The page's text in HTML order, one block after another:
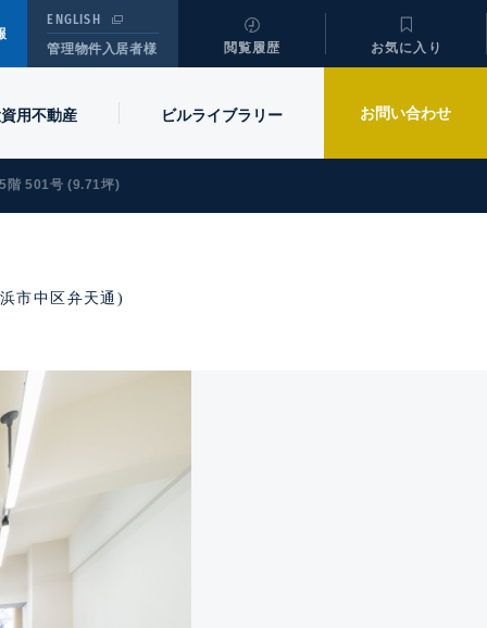
ENGLISH
管理物件入居者様
閲覧履歴 お気に入り
用不動産 ビルライブラリー お問い合わせ
5階 501号 (9.71坪)
市中区弁天通)